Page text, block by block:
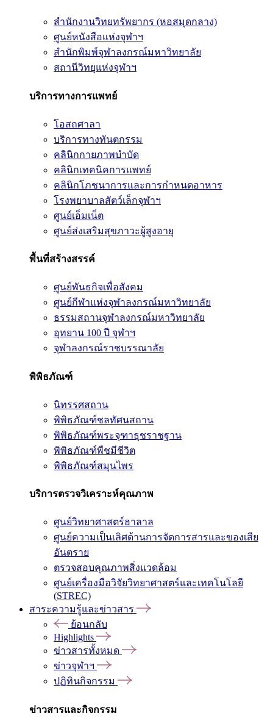
สำนักงานวิทยทรัพยากร (หอสมุดกลาง)
ศูนย์หนังสือแห่งจุฬาฯ
สำนักพิมพ์จุฬาลงกรณ์มหาวิทยาลัย
สถานีวิทยุแห่งจุฬาฯ
บริการทางการแพทย์
โอสถศาลา
บริการทางทันตกรรม
คลินิกกายภาพบำบัด
คลินิกเทคนิคการแพทย์
คลินิกโภชนาการและการกำหนดอาหาร
โรงพยาบาลสัตว์เล็กจุฬาฯ
ศูนย์เอ็มเน็ต
ศูนย์ส่งเสริมสุขภาวะผู้สูงอายุ
พื้นที่สร้างสรรค์
ศูนย์พันธกิจเพื่อสังคม
ศูนย์กีฬาแห่งจุฬาลงกรณ์มหาวิทยาลัย
ธรรมสถานจุฬาลงกรณ์มหาวิทยาลัย
อุทยาน 100 ปี จุฬาฯ
จุฬาลงกรณ์ราชบรรณาลัย
พิพิธภัณฑ์
นิทรรศสถาน
พิพิธภัณฑ์ชลทัศนสถาน
พิพิธภัณฑ์พระจุฑาธุชราชฐาน
พิพิธภัณฑ์พืชมีชีวิต
พิพิธภัณฑ์สมุนไพร
บริการตรวจวิเคราะห์คุณภาพ
ศูนย์วิทยาศาสตร์ฮาลาล
ศูนย์ความเป็นเลิศด้านการจัดการสารและของเสีย
อันตราย
ตรวจสอบคุณภาพสิ่งแวดล้อม
ศูนย์เครื่องมือวิจัยวิทยาศาสตร์และเทคโนโลยี
(STREC)
สาระความรู้และข่าวสาร
ย้อนกลับ
Highlights
ข่าวสารทั้งหมด
ข่าวจุฬาฯ
ปฏิทินกิจกรรม
ข่าวสารและกิจกรรม